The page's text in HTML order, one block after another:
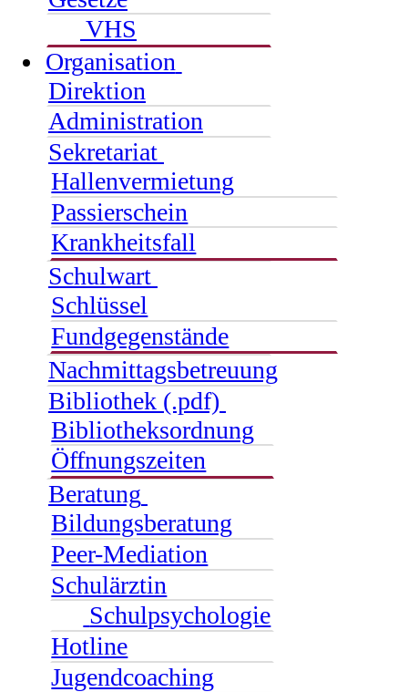
VHS
Organisation
Direktion
Administration
Sekretariat
Hallenvermietung
Passierschein
Krankheitsfall
Schulwart
Schlüssel
Fundgegenstände
Nachmittagsbetreuung
Bibliothek (.pdf)
Bibliotheksordnung
Öffnungszeiten
Beratung
Bildungsberatung
Peer-Mediation
Schulärztin
Schulpsychologie
Hotline
Jugendcoaching